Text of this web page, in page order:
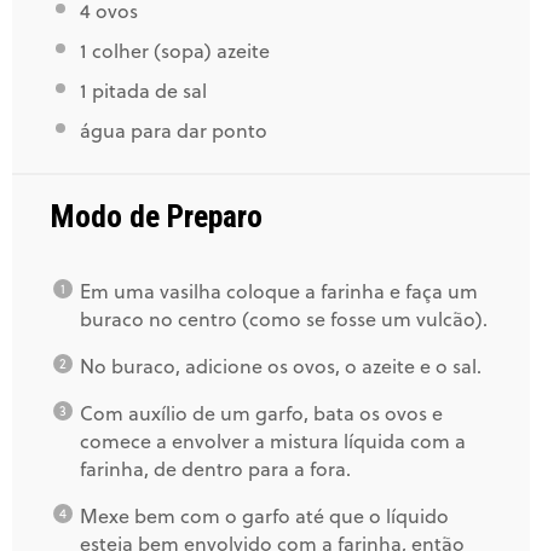
4ovos
1 colher (sopa) azeite
1 pitada de sal
água para dar ponto
Modo de Preparo
Em uma vasilha coloque a farinha e faça um
buraco no centro (como se fosse um vulcão).
No buraco, adicione os ovos, o azeite e o sal.
Com auxílio de um garfo, bata os ovos e
comece a envolver a mistura líquida com a
farinha, de dentro para a fora.
Mexe bem com o garfo até que o líquido
esteja bem envolvido com a farinha, então